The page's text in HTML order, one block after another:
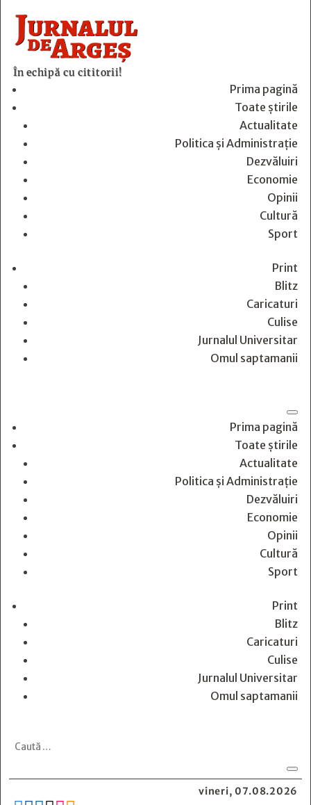
În echipă cu cititorii!
Prima pagină
Toate știrile
Actualitate
Politica și Administrație
Dezvăluiri
Economie
Opinii
Cultură
Sport
Print
Blitz
Caricaturi
Culise
Jurnalul Universitar
Omul saptamanii
Prima pagină
Toate știrile
Actualitate
Politica și Administrație
Dezvăluiri
Economie
Opinii
Cultură
Sport
Print
Blitz
Caricaturi
Culise
Jurnalul Universitar
Omul saptamanii
vineri, 07.08.2026